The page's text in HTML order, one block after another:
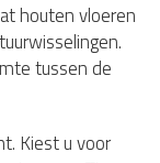
houten vloeren
tussen de
Kiest u voor